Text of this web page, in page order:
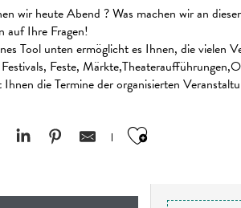
wir heute Abend ? Was machen wir an
auf Ihre Fragen!
Tool unten ermöglicht es Ihnen, die vielen
Feste,
die Termine der organisierten
Ajouter aux